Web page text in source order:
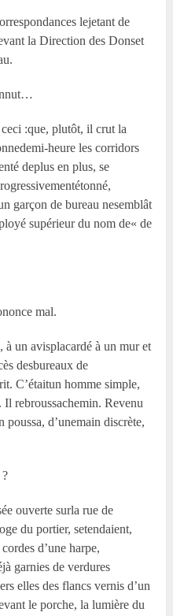
lejetant de
la Direction des Donset
:que, plutôt, il crut la
heure les corridors
deplus en plus, se
garçon de bureau nesemblât
supérieur du nom de« de
mal.
à un avisplacardé à un mur et
desbureaux de
C’étaitun homme simple,
Il rebroussachemin. Revenu
d’unemain discrète,
ouverte surla rue de
du portier, setendaient,
d’une harpe,
garnies de verdures
elles des flancs vernis d’un
le porche, la lumière du